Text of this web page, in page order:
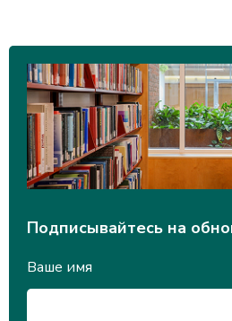
Подписывайтесь на
Ваше имя